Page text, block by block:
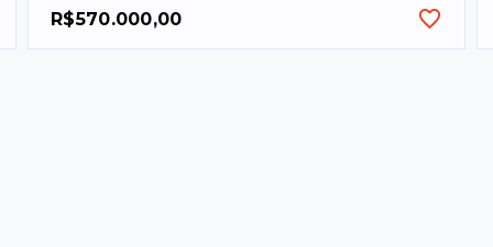
R$570.000,00